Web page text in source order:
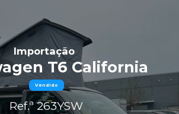
Importação
T6 California
Vendido
Ref.ª 263YSW